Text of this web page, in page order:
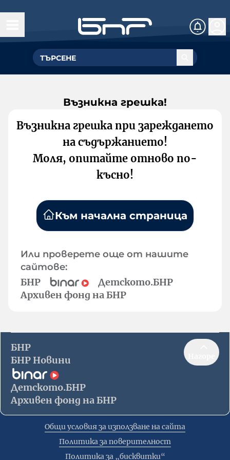
Възникна грешка!
Възникна грешка при зареждането
на съдържанието!
Моля, опитайте отново по-
късно!
Към начална страница
Или проверете още от нашите
сайтове:
БНР
Детското.БНР
Архивен фонд на БНР
БНР
БНР Новини
Детското.БНР
Архивен фонд на БНР
Общи условия за използване на сайта
Политика за поверителност
Политика за „бисквитки“